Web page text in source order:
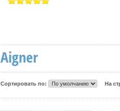
Aigner
Сортировать по: На